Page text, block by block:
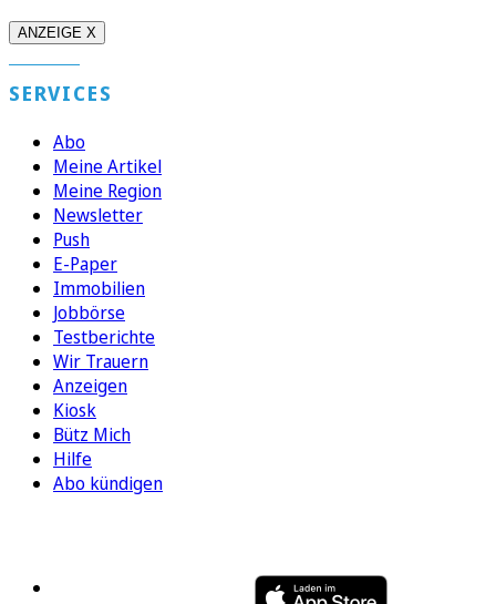
ANZEIGE X
SERVICES
Abo
Meine Artikel
Meine Region
Newsletter
Push
E-Paper
Immobilien
Jobbörse
Testberichte
Wir Trauern
Anzeigen
Kiosk
Bütz Mich
Hilfe
Abo kündigen